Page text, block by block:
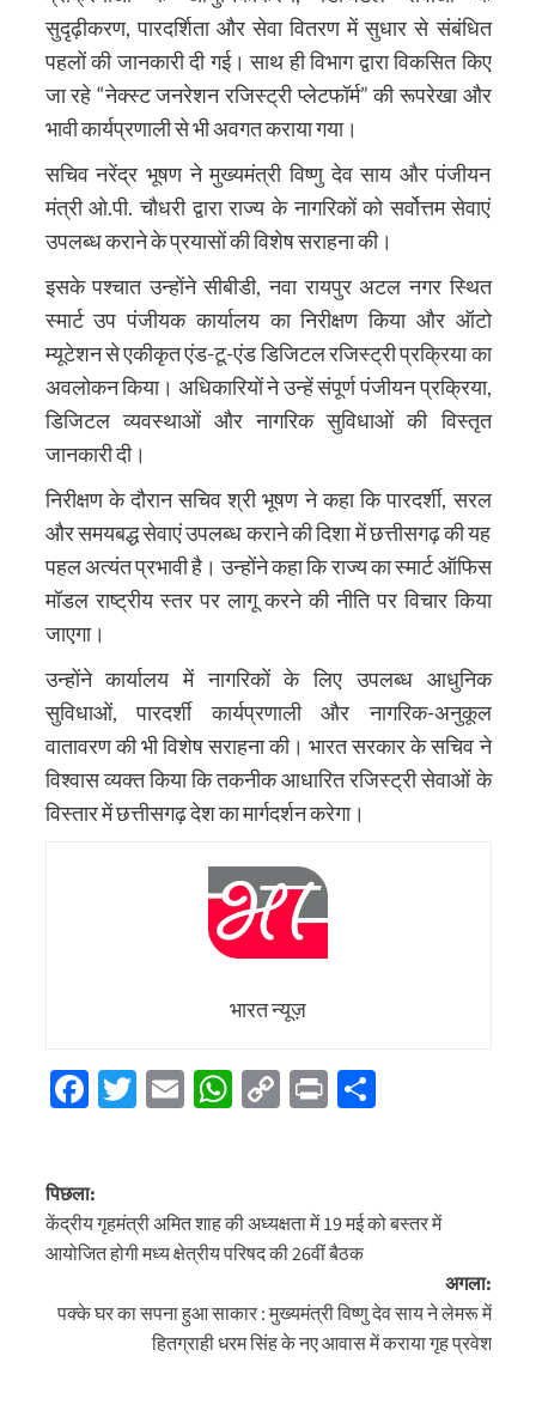
सुदृढ़ीकरण, पारदर्शिता और सेवा वितरण में सुधार से संबंधित
पहलों की जानकारी दी गई। साथ ही विभाग द्वारा विकसित किए
जा रहे “नेक्स्ट जनरेशन रजिस्ट्री प्लेटफॉर्म” की रूपरेखा और
भावी कार्यप्रणाली से भी अवगत कराया गया।
सचिव नरेंद्र भूषण ने मुख्यमंत्री विष्णु देव साय और पंजीयन
मंत्री ओ.पी. चौधरी द्वारा राज्य के नागरिकों को सर्वोत्तम सेवाएं
उपलब्ध कराने के प्रयासों की विशेष सराहना की।
इसके पश्चात उन्होंने सीबीडी, नवा रायपुर अटल नगर स्थित
स्मार्ट उप पंजीयक कार्यालय का निरीक्षण किया और ऑटो
म्यूटेशन से एकीकृत एंड-टू-एंड डिजिटल रजिस्ट्री प्रक्रिया का
अवलोकन किया। अधिकारियों ने उन्हें संपूर्ण पंजीयन प्रक्रिया,
डिजिटल व्यवस्थाओं और नागरिक सुविधाओं की विस्तृत
जानकारी दी।
निरीक्षण के दौरान सचिव श्री भूषण ने कहा कि पारदर्शी, सरल
और समयबद्ध सेवाएं उपलब्ध कराने की दिशा में छत्तीसगढ़ की यह
पहल अत्यंत प्रभावी है। उन्होंने कहा कि राज्य का स्मार्ट ऑफिस
मॉडल राष्ट्रीय स्तर पर लागू करने की नीति पर विचार किया
जाएगा।
उन्होंने कार्यालय में नागरिकों के लिए उपलब्ध आधुनिक
सुविधाओं, पारदर्शी कार्यप्रणाली और नागरिक-अनुकूल
वातावरण की भी विशेष सराहना की। भारत सरकार के सचिव ने
विश्वास व्यक्त किया कि तकनीक आधारित रजिस्ट्री सेवाओं के
विस्तार में छत्तीसगढ़ देश का मार्गदर्शन करेगा।
भारत न्यूज़
Facebook
Twitter
EmailWhatsApp
Copy
PrintShare
पोस्ट
नेविगेशन
पिछला:
केंद्रीय गृहमंत्री अमित शाह की अध्यक्षता में 19 मई को बस्तर में
आयोजित होगी मध्य क्षेत्रीय परिषद की 26वीं बैठक
अगला:
पक्के घर का सपना हुआ साकार : मुख्यमंत्री विष्णु देव साय ने लेमरू में
हितग्राही धरम सिंह के नए आवास में कराया गृह प्रवेश